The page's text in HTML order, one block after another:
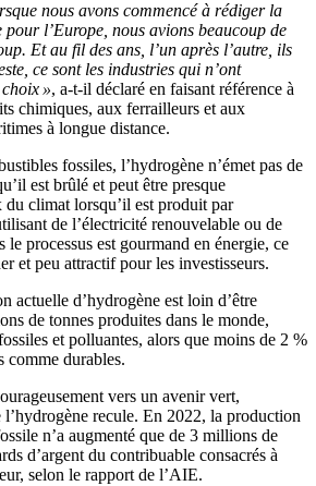
nous avons commencé à rédiger la
pour l’Europe, nous avions beaucoup de
Et au fil des ans, l’un après l’autre, ils
ce sont les industries qui n’ont
», a-t-il déclaré en faisant référence à
chimiques, aux ferrailleurs et aux
à longue distance.
fossiles, l’hydrogène n’émet pas de
est brûlé et peut être presque
du climat lorsqu’il est produit par
de l’électricité renouvelable ou de
le processus est gourmand en énergie, ce
et peu attractif pour les investisseurs.
actuelle d’hydrogène est loin d’être
de tonnes produites dans le monde,
et polluantes, alors que moins de 2 %
comme durables.
vers un avenir vert,
l’hydrogène recule. En 2022, la production
n’a augmenté que de 3 millions de
d’argent du contribuable consacrés à
selon le rapport de l’AIE.